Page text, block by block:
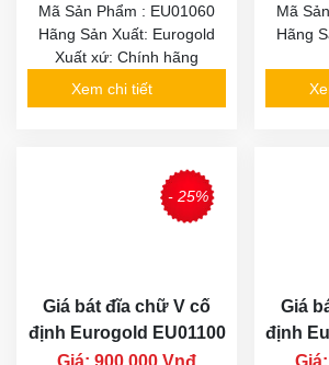
Mã Sản Phẩm : EU01060
Hãng Sản Xuất: Eurogold
Xuất xứ: Chính hãng
Xem chi tiết
Mã
Hãng
- 25%
Giá bát đĩa chữ V cố
định Eurogold EU01100
Giá: 900.000 Vnđ
Giá
định